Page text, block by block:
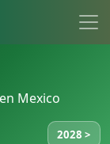
Mexico
2028 >